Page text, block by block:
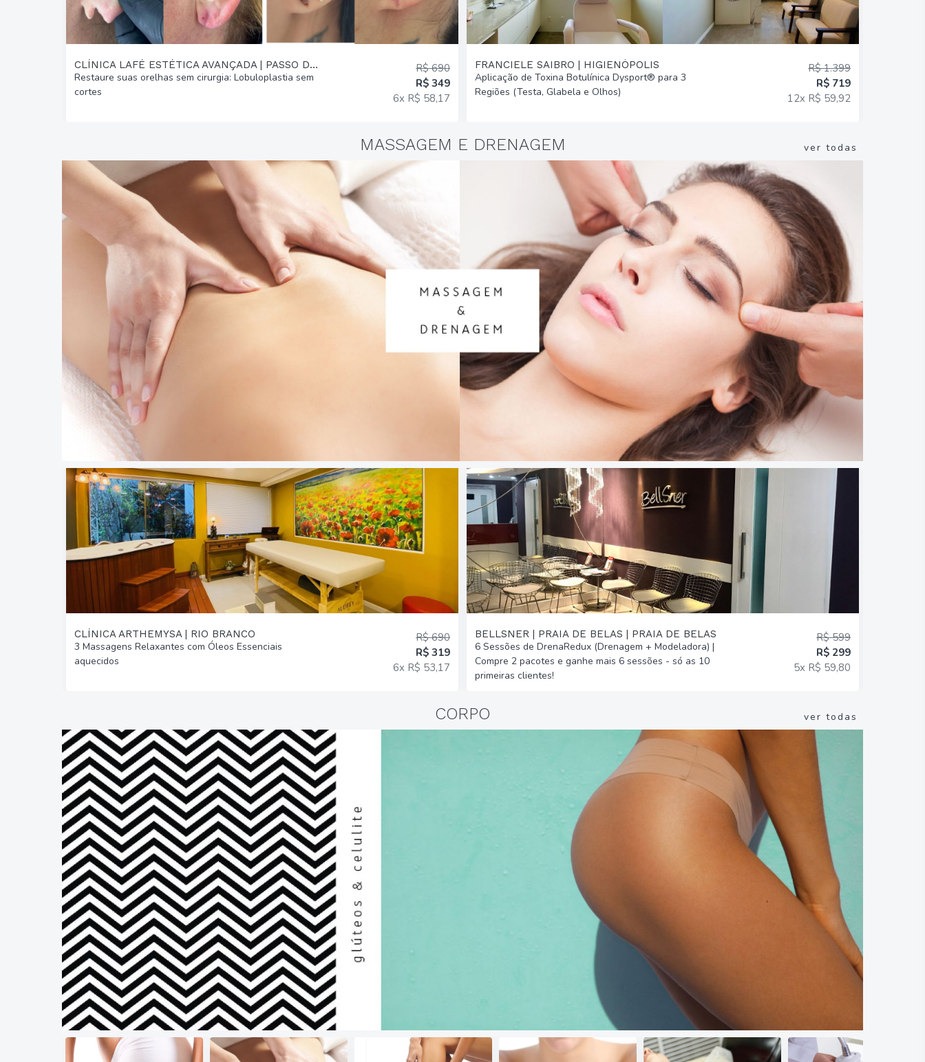
CLÍNICA LAFÉ ESTÉTICA AVANÇADA | PASSO D AREIA
Restaure suas orelhas sem cirurgia: Lobuloplastia sem
cortes
R$ 690
R$ 349
6x R$ 58,17
FRANCIELE SAIBRO | HIGIENÓPOLIS
Aplicação de Toxina Botulínica Dysport® para 3
Regiões (Testa, Glabela e Olhos)
R$ 1.399
R$ 719
12x R$ 59,92
MASSAGEM E DRENAGEM ver todas
CLÍNICA ARTHEMYSA | RIO BRANCO
3 Massagens Relaxantes com Óleos Essenciais
aquecidos
R$ 690
R$ 319
6x R$ 53,17
BELLSNER | PRAIA DE BELAS | PRAIA DE BELAS
6 Sessões de DrenaRedux (Drenagem + Modeladora) |
Compre 2 pacotes e ganhe mais 6 sessões - só as 10
primeiras clientes!
R$ 599
R$ 299
5x R$ 59,80
CORPO ver todas